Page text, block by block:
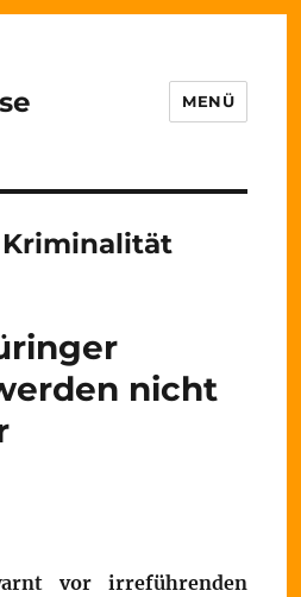
MENÜ
Kriminalität
nicht
vor irreführenden